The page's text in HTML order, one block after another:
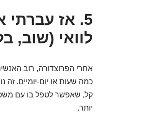
5. אז
לוואי (שוב,
אחרי הפרוצדורה, רוב
כמה שעות או יום-יומיים.
קל, שאפשר לטפל בו עם
יותר.